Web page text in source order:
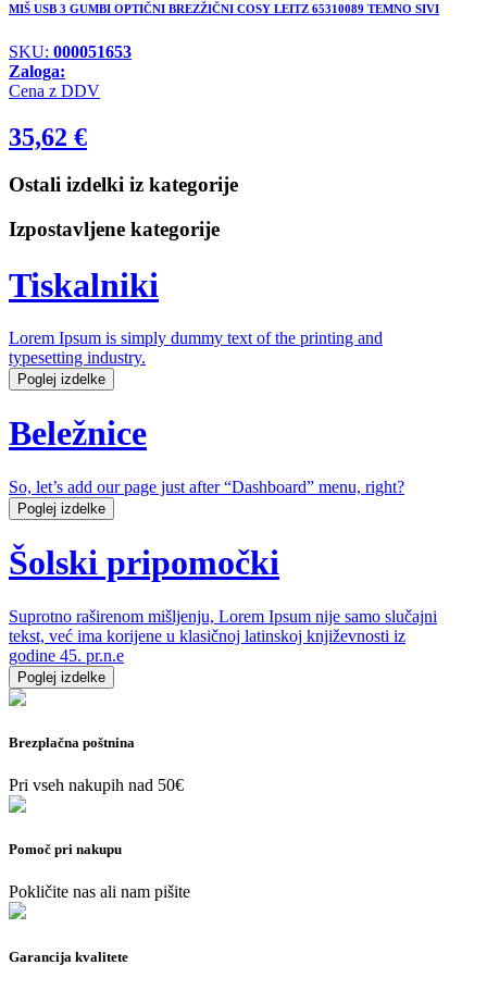
MIŠ USB 3 GUMBI OPTIČNI BREZŽIČNI COSY LEITZ 65310089 TEMNO SIVI
SKU: 000051653
Zaloga:
Cena z DDV
35,62 €
Ostali izdelki iz kategorije
Izpostavljene kategorije
Tiskalniki
Lorem Ipsum is simply dummy text of the printing and
typesetting industry.
Poglej izdelke
Beležnice
So, let’s add our page just after “Dashboard” menu, right?
Poglej izdelke
Šolski pripomočki
Suprotno raširenom mišljenju, Lorem Ipsum nije samo slučajni
tekst, već ima korijene u klasičnoj latinskoj književnosti iz
godine 45. pr.n.e
Poglej izdelke
Brezplačna poštnina
Pri vseh nakupih nad 50€
Pomoč pri nakupu
Pokličite nas ali nam pišite
Garancija kvalitete